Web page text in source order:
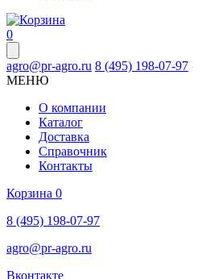
0
agro@pr-agro.ru 8 (495) 198-07-97
МЕНЮ
О компании
Каталог
Доставка
Справочник
Контакты
Корзина 0
8 (495) 198-07-97
agro@pr-agro.ru
Вконтакте